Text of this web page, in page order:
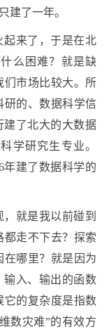
建了一年。
起来了，于是在北
么困难？就是缺
们市场比较大。所
研的、数据科学信
建了北大的大数据
学研究生专业。
年建了数据科学的
就是我以前碰到
都走不下去？探索
在哪里？就是因为
输入、输出的函数
它的复杂度是指数
数灾难”的有效方